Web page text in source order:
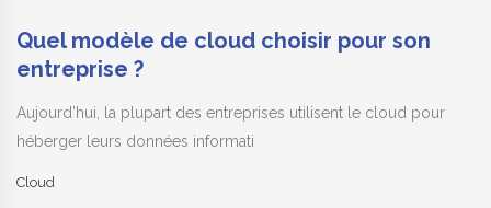
Quel modèle de cloud choisir pour son
entreprise ?
Aujourd’hui, la plupart des entreprises utilisent le cloud pour
héberger leurs données informati
Cloud